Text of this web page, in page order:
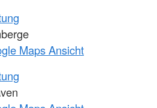
Maps Ansicht